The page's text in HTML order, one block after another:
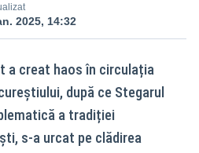
2025, 14:32
a creat haos în circulația
după ce Stegarul
a tradiției
s-a urcat pe clădirea